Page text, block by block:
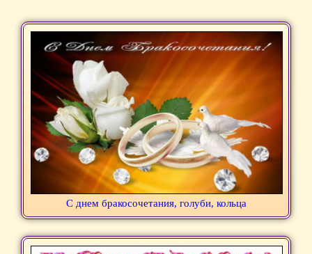
С днем бракосочетания, голуби, кольца